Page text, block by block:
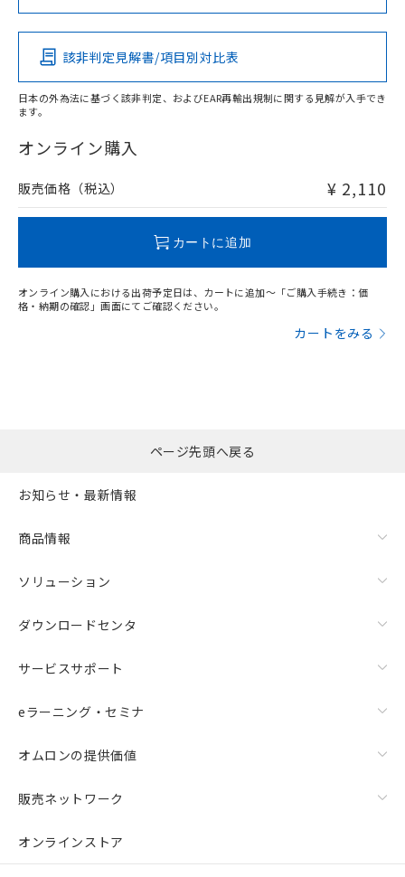
Pb Hg Cd Cr(VI)
O
在庫等で未対応品が混在する可能性があります。
問い合わせください。
該非判定見解書/項目別対比表
日本の外為法に基づく該非判定、およびEAR再輸出規制に関する見解が入手でき
ます。
オンライン購入
販売価格（税込） ¥ 2,110
カートに追加
オンライン購入における出荷予定日は、カートに追加～「ご購入手続き：価
格・納期の確認」画面にてご確認ください。
カートをみる
ページ先頭へ戻る
お知らせ・最新情報
商品情報
ソリューション
ダウンロードセンタ
サービスサポート
eラーニング・セミナ
オムロンの提供価値
販売ネットワーク
オンラインストア